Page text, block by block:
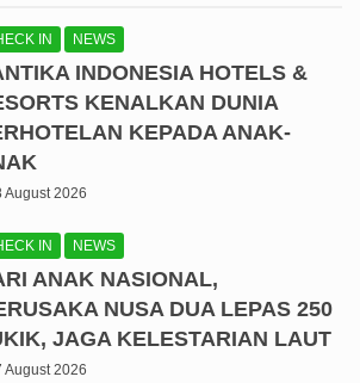
IN NEWS
INDONESIA HOTELS &
KENALKAN DUNIA
KEPADA ANAK-
August 2026
IN NEWS
ANAK NASIONAL,
NUSA DUA LEPAS 250
JAGA KELESTARIAN LAUT
August 2026